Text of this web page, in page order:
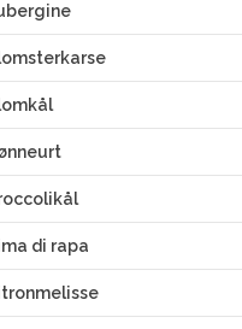
di rapa